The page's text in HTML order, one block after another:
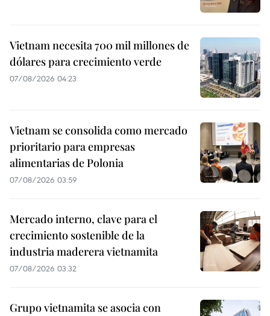
Vietnam necesita 700 mil millones de
dólares para crecimiento verde
07/08/2026 04:23
Vietnam se consolida como mercado
prioritario para empresas
alimentarias de Polonia
07/08/2026 03:59
Mercado interno, clave para el
crecimiento sostenible de la
industria maderera vietnamita
07/08/2026 03:32
Grupo vietnamita se asocia con